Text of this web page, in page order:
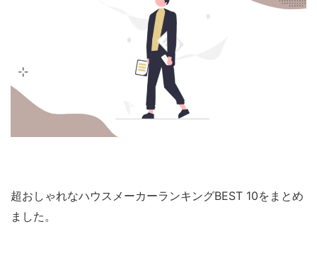
超おしゃれなハウスメーカーランキングBEST 10をまとめ
ました。